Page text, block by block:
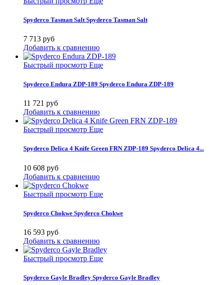
Spyderco Tasman Salt Spyderco Tasman Salt
7 713 руб
Добавить к сравнению
Быстрый просмотр Еще
Spyderco Endura ZDP-189 Spyderco Endura ZDP-189
11 721 руб
Добавить к сравнению
Быстрый просмотр Еще
Spyderco Delica 4 Knife Green FRN ZDP-189 Spyderco Delica 4...
10 608 руб
Добавить к сравнению
Быстрый просмотр Еще
Spyderco Chokwe Spyderco Chokwe
16 593 руб
Добавить к сравнению
Быстрый просмотр Еще
Spyderco Gayle Bradley Spyderco Gayle Bradley